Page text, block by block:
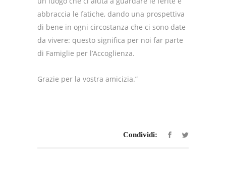
abbraccia le fatiche, dando una prospettiva
di bene in ogni circostanza che ci sono date
da vivere: questo significa per noi far parte
di Famiglie per l’Accoglienza.
Grazie per la vostra amicizia.”
Condividi: